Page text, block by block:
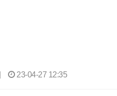
23-04-27 12:35